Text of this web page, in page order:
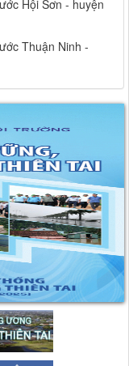
Hội Sơn - huyện
Thuận Ninh -